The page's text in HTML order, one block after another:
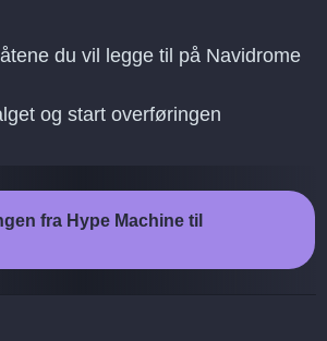
du vil legge til på Navidrome
og start overføringen
fra Hype Machine til